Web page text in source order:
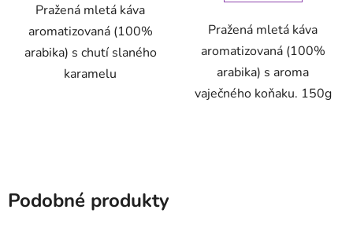
Pražená mletá káva
aromatizovaná (100%
arabika) s chutí slaného
karamelu
Pražená mletá káva
aromatizovaná (100%
arabika) s aroma
vaječného koňaku. 150g
Podobné produkty